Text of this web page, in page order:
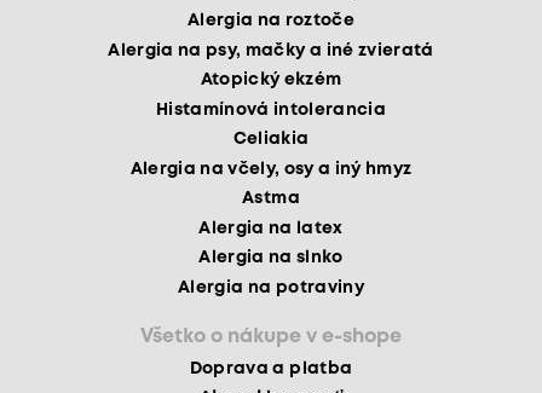
Alergia na roztoče
Alergia na psy, mačky a iné zvieratá
Atopický ekzém
Histamínová intolerancia
Celiakia
Alergia na včely, osy a iný hmyz
Astma
Alergia na latex
Alergia na slnko
Alergia na potraviny
Všetko o nákupe v e-shope
Doprava a platba